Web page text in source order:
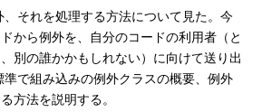
それを処理する方法について見た。今
から例外を、自分のコードの利用者（と
別の誰かかもしれない）に向けて送り出
で組み込みの例外クラスの概要、例外
方法を説明する。